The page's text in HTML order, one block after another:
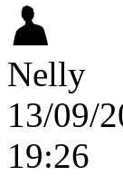
Nelly
13/09/
19:26